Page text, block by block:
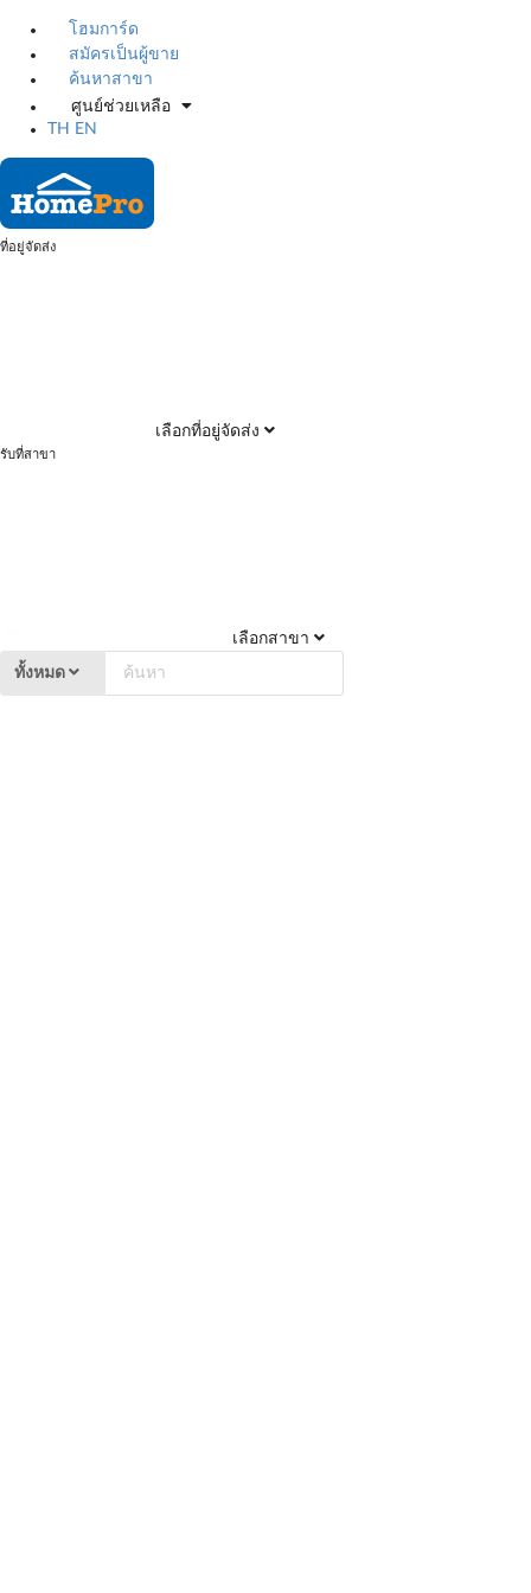
โฮมการ์ด
สมัครเป็นผู้ขาย
ค้นหาสาขา
ศูนย์ช่วยเหลือ
TH
EN
ที่อยู่จัดส่ง
เลือกที่อยู่จัดส่ง
รับที่สาขา
เลือกสาขา
ทั้งหมด